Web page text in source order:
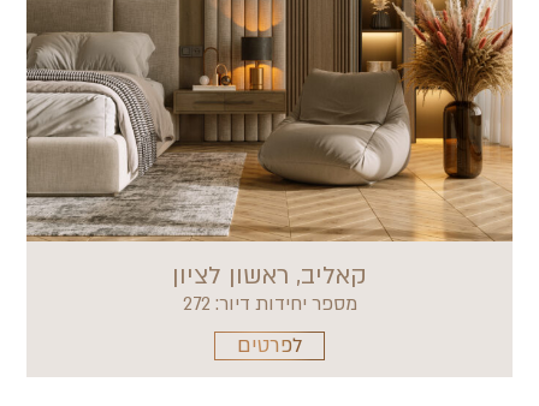
קאליב, ראשון לציון
מספר יחידות דיור: 272
לפרטים